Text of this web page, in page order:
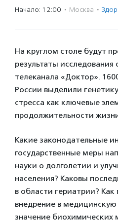
Начало: 12:00 · Москва ·
На круглом столе будут
результаты исследования
телеканала «Доктор».
России выделили
стресса как ключевые
продолжительности
Какие законодательные
государственные меры
науки о долголетии и
населения? Каковы
в области гериатрии?
внедрение в медицинскую
значение биохимических